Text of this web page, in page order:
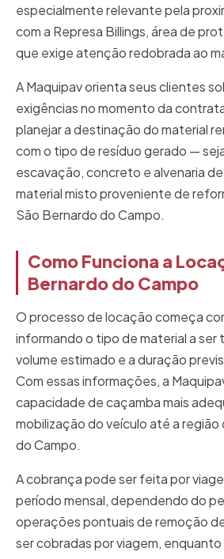
especialmente relevante pela
com a Represa Billings, área de
que exige atenção redobrada ao
A Maquipav orienta seus clientes
exigências no momento da
planejar a destinação do material
com o tipo de resíduo gerado —
escavação, concreto e alvenaria
material misto proveniente de
São Bernardo do Campo.
Como Funciona a
Bernardo do Campo
O processo de locação começa
informando o tipo de material a ser
volume estimado e a duração
Com essas informações, a
capacidade de caçamba mais
mobilização do veículo até a região
do Campo.
A cobrança pode ser feita por
período mensal, dependendo do
operações pontuais de remoção
ser cobradas por viagem,